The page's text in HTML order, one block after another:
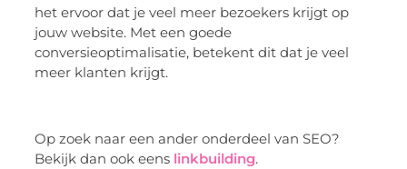
het ervoor dat je veel meer bezoekers krijgt op
jouw website. Met een goede
conversieoptimalisatie, betekent dit dat je veel
meer klanten krijgt.
Op zoek naar een ander onderdeel van SEO?
Bekijk dan ook eens linkbuilding.